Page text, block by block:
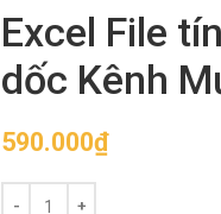
Excel File
dốc Kênh
590.000₫